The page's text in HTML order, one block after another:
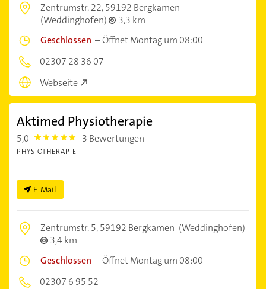
Zentrumstr. 22,59192 Bergkamen
(Weddinghofen)
3,3 km
Geschlossen –Öffnet Montag um 08:00
02307 28 36 07
Webseite
Aktimed Physiotherapie
5,0 5.0 3 Bewertungen
PHYSIOTHERAPIE
E-Mail
Zentrumstr. 5,59192 Bergkamen (Weddinghofen)
3,4 km
Geschlossen –Öffnet Montag um 08:00
02307 6 95 52